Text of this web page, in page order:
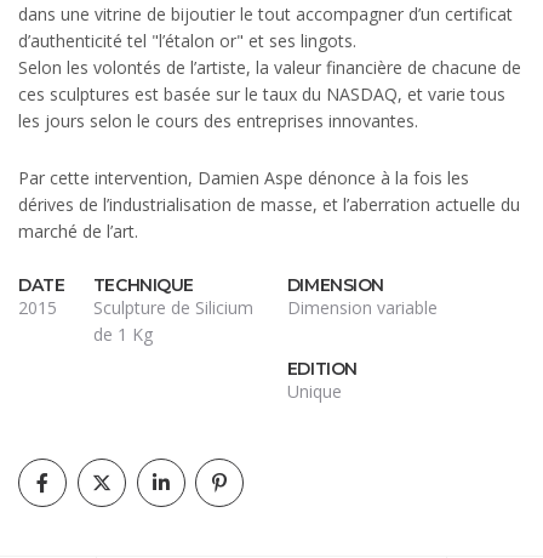
dans une vitrine de bijoutier le tout accompagner d’un certificat
d’authenticité tel "l’étalon or" et ses lingots.
Selon les volontés de l’artiste, la valeur financière de chacune de
ces sculptures est basée sur le taux du NASDAQ, et varie tous
les jours selon le cours des entreprises innovantes.
Par cette intervention, Damien Aspe dénonce à la fois les
dérives de l’industrialisation de masse, et l’aberration actuelle du
marché de l’art.
DATE
2015
TECHNIQUE
Sculpture de Silicium
de 1 Kg
DIMENSION
Dimension variable
EDITION
Unique